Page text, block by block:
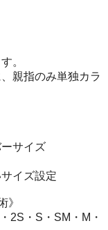
。
親指のみ単独カラ
サイズ
イズ設定
》
2S・S・SM・M・